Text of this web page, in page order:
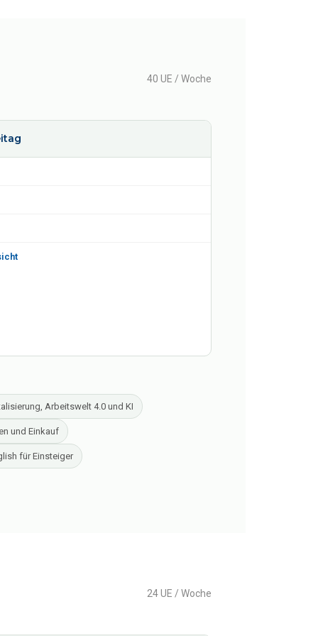
40 UE / Woche
Arbeitswelt 4.0 und KI
und Einkauf
für Einsteiger
24 UE / Woche